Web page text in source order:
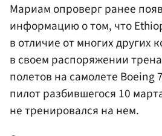
Мариам опроверг ранее
информацию о том, что
в отличие от многих других
в своем распоряжении
полетов на самолете Boeing
пилот разбившегося 10
не тренировался на нем.